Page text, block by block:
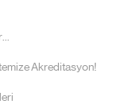
Akreditasyon!